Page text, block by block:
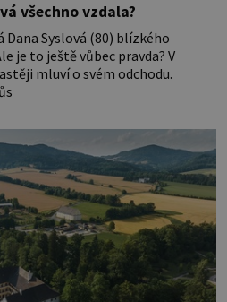
všechno vzdala?
Dana Syslová (80) blízkého
je to ještě vůbec pravda? V
mluví o svém odchodu.